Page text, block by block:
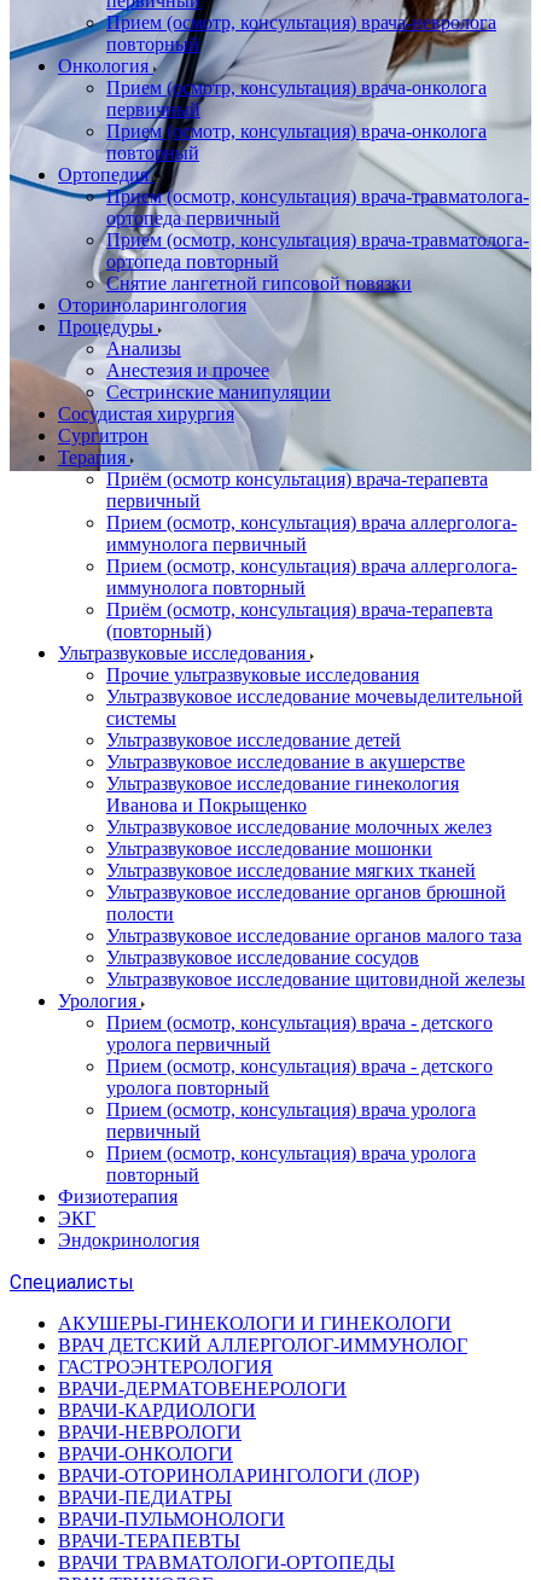
Прием (осмотр, консультация) врача-невролога
повторный
Онкология
Прием (осмотр, консультация) врача-онколога
первичный
Прием (осмотр, консультация) врача-онколога
повторный
Ортопедия
Прием (осмотр, консультация) врача-травматолога-
ортопеда первичный
Прием (осмотр, консультация) врача-травматолога-
ортопеда повторный
Снятие лангетной гипсовой повязки
Оториноларингология
Процедуры
Анализы
Анестезия и прочее
Сестринские манипуляции
Сосудистая хирургия
Сургитрон
Терапия
Приём (осмотр консультация) врача-терапевта
первичный
Прием (осмотр, консультация) врача аллерголога-
иммунолога первичный
Прием (осмотр, консультация) врача аллерголога-
иммунолога повторный
Приём (осмотр, консультация) врача-терапевта
(повторный)
Ультразвуковые исследования
Прочие ультразвуковые исследования
Ультразвуковое исследование мочевыделительной
системы
Ультразвуковое исследование детей
Ультразвуковое исследование в акушерстве
Ультразвуковое исследование гинекология
Иванова и Покрыщенко
Ультразвуковое исследование молочных желез
Ультразвуковое исследование мошонки
Ультразвуковое исследование мягких тканей
Ультразвуковое исследование органов брюшной
полости
Ультразвуковое исследование органов малого таза
Ультразвуковое исследование сосудов
Ультразвуковое исследование щитовидной железы
Урология
Прием (осмотр, консультация) врача - детского
уролога первичный
Прием (осмотр, консультация) врача - детского
уролога повторный
Прием (осмотр, консультация) врача уролога
первичный
Прием (осмотр, консультация) врача уролога
повторный
Физиотерапия
ЭКГ
Эндокринология
Специалисты
АКУШЕРЫ-ГИНЕКОЛОГИ И ГИНЕКОЛОГИ
ВРАЧ ДЕТСКИЙ АЛЛЕРГОЛОГ-ИММУНОЛОГ
ГАСТРОЭНТЕРОЛОГИЯ
ВРАЧИ-ДЕРМАТОВЕНЕРОЛОГИ
ВРАЧИ-КАРДИОЛОГИ
ВРАЧИ-НЕВРОЛОГИ
ВРАЧИ-ОНКОЛОГИ
ВРАЧИ-ОТОРИНОЛАРИНГОЛОГИ (ЛОР)
ВРАЧИ-ПЕДИАТРЫ
ВРАЧИ-ПУЛЬМОНОЛОГИ
ВРАЧИ-ТЕРАПЕВТЫ
ВРАЧИ ТРАВМАТОЛОГИ-ОРТОПЕДЫ